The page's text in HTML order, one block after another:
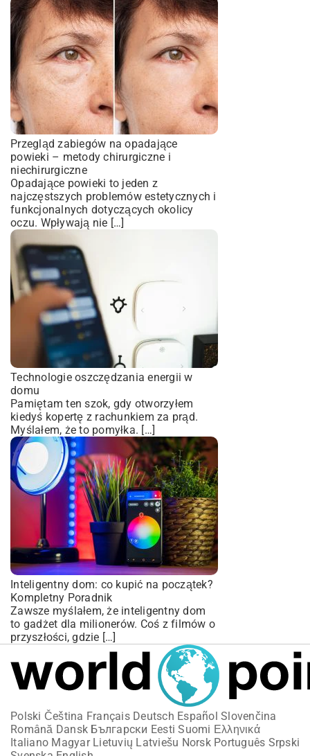
Przegląd zabiegów na opadające
powieki – metody chirurgiczne i
niechirurgiczne
Opadające powieki to jeden z
najczęstszych problemów estetycznych i
funkcjonalnych dotyczących okolicy
oczu. Wpływają nie […]
Technologie oszczędzania energii w
domu
Pamiętam ten szok, gdy otworzyłem
kiedyś kopertę z rachunkiem za prąd.
Myślałem, że to pomyłka. […]
Inteligentny dom: co kupić na początek?
Kompletny Poradnik
Zawsze myślałem, że inteligentny dom
to gadżet dla milionerów. Coś z filmów o
przyszłości, gdzie […]
Polski Čeština Français Deutsch Español Slovenčina
Română Dansk Български Eesti Suomi Ελληνικά
Italiano Magyar Lietuvių Latviešu Norsk Português Srpski